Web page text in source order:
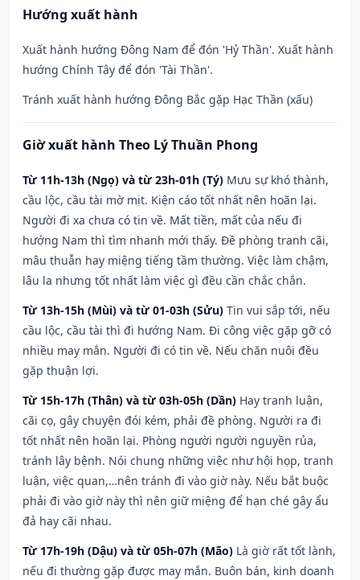
Hướng xuất hành
Xuất hành hướng Đông Nam để đón 'Hỷ Thần'. Xuất hành
hướng Chính Tây để đón 'Tài Thần'.
Tránh xuất hành hướng Đông Bắc gặp Hạc Thần (xấu)
Giờ xuất hành Theo Lý Thuần Phong
Từ 11h-13h (Ngọ) và từ 23h-01h (Tý) Mưu sự khó thành,
cầu lộc, cầu tài mờ mịt. Kiện cáo tốt nhất nên hoãn lại.
Người đi xa chưa có tin về. Mất tiền, mất của nếu đi
hướng Nam thì tìm nhanh mới thấy. Đề phòng tranh cãi,
mâu thuẫn hay miệng tiếng tầm thường. Việc làm chậm,
lâu la nhưng tốt nhất làm việc gì đều cần chắc chắn.
Từ 13h-15h (Mùi) và từ 01-03h (Sửu) Tin vui sắp tới, nếu
cầu lộc, cầu tài thì đi hướng Nam. Đi công việc gặp gỡ có
nhiều may mắn. Người đi có tin về. Nếu chăn nuôi đều
gặp thuận lợi.
Từ 15h-17h (Thân) và từ 03h-05h (Dần) Hay tranh luận,
cãi cọ, gây chuyện đói kém, phải đề phòng. Người ra đi
tốt nhất nên hoãn lại. Phòng người người nguyền rủa,
tránh lây bệnh. Nói chung những việc như hội họp, tranh
luận, việc quan,…nên tránh đi vào giờ này. Nếu bắt buộc
phải đi vào giờ này thì nên giữ miệng để hạn ché gây ẩu
đả hay cãi nhau.
Từ 17h-19h (Dậu) và từ 05h-07h (Mão) Là giờ rất tốt lành,
nếu đi thường gặp được may mắn. Buôn bán, kinh doanh